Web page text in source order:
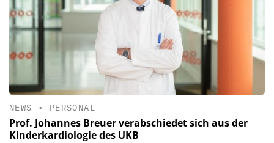
NEWS • PERSONAL
Prof. Johannes Breuer verabschiedet sich aus der
Kinderkardiologie des UKB